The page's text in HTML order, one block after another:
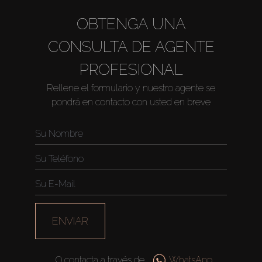
Comprar
Alquilar
OBTENGA UNA
CONSULTA DE AGENTE
PROFESIONAL
Rellene el formulario y nuestro agente se
pondrá en contacto con usted en breve
ENVIAR